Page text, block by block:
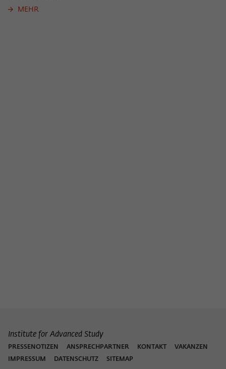
MEHR
Institute for Advanced Study
PRESSENOTIZEN ANSPRECHPARTNER KONTAKT
VAKANZEN
IMPRESSUM
DATENSCHUTZ SITEMAP